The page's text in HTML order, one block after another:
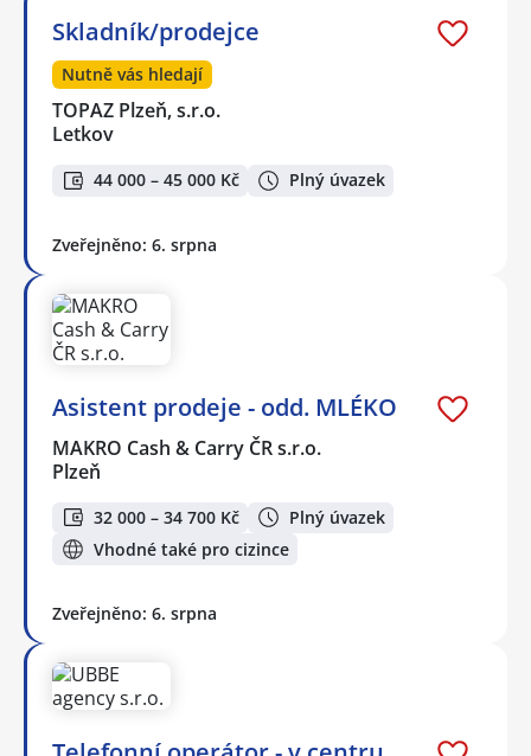
Skladník/prodejce
Nutně vás hledají
TOPAZ Plzeň, s.r.o.
Letkov
44 000 – 45 000 Kč Plný úvazek
Zveřejněno: 6. srpna
Asistent prodeje - odd. MLÉKO
MAKRO Cash & Carry ČR s.r.o.
Plzeň
32 000 – 34 700 Kč
Plný úvazek
Vhodné také pro cizince
Zveřejněno: 6. srpna